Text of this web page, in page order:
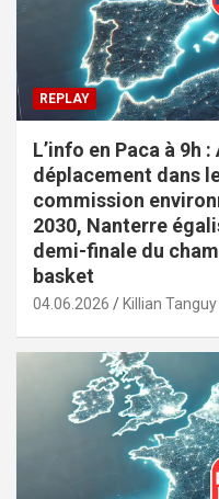
REPLAY
L’info en Paca à 9h
déplacement dans
commission
2030, Nanterre
demi-finale du
basket
04.06.2026 Killian Tanguy